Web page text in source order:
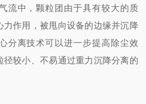
流中，颗粒团由于具有较大的质
力作用，被甩向设备的边缘并沉降
分离技术可以进一步提高除尘效
径较小、不易通过重力沉降分离的